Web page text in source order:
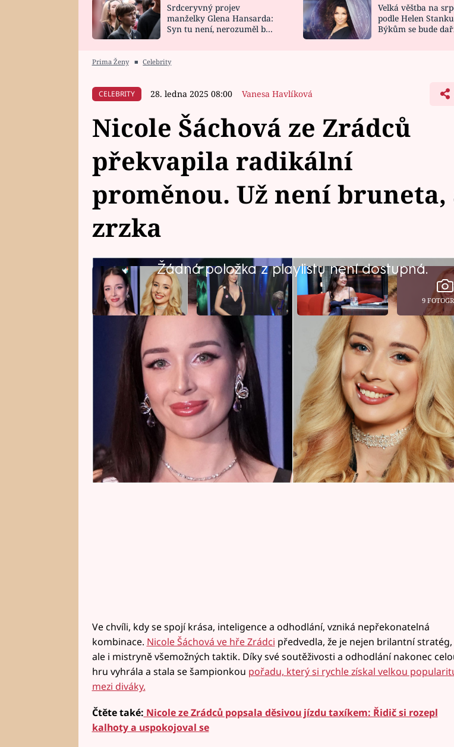
HOROSKOP NA
CELEBRITY
VAŘENÍ
NOVINKY
VIDEORECEPTY
Srdceryvný projev
manželky Glena Hansarda:
Syn tu není, nerozuměl by
Velká věštba na
podle Helen
Býkům se bude
Prima Ženy ■ Celebrity
CELEBRITY 28. ledna 2025 08:00 Vanesa Havlíková
Nicole Šáchová ze Zrádců
překvapila radikální
proměnou. Už není bruneta,
zrzka
Žádná položka z playlistu není dostupná.
9
Nicole Šáchová (27), vítězka úspěšné detektivní hry Zrádci,
novou vizáží. Televizním divákům se vryla do paměti jako
před a po soutěži byla brunetka a nyní se opět rozhodla pro
Ve chvíli, kdy se spojí krása, inteligence a odhodlání, vzniká nepřekonatelná
kombinace. Nicole Šáchová ve hře Zrádci předvedla, že je nejen brilantní stratég,
ale i mistryně všemožných taktik. Díky své soutěživosti a odhodlání nakonec
hru vyhrála a stala se šampionkou pořadu, který si rychle získal velkou
mezi diváky.
Čtěte také: Nicole ze Zrádců popsala děsivou jízdu taxíkem: Řidič si rozepl
kalhoty a uspokojoval se